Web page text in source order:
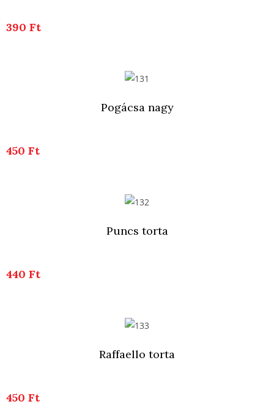
390 Ft
Pogácsa nagy
450 Ft
Puncs torta
440 Ft
Raffaello torta
450 Ft